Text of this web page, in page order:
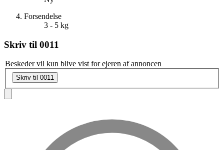
Forsendelse
3 - 5 kg
Skriv til 0011
Beskeder vil kun blive vist for ejeren af annoncen
Skriv til 0011